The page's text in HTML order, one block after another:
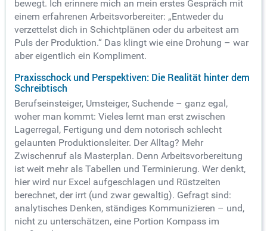
bewegt. Ich erinnere mich an mein erstes Gespräch mit
einem erfahrenen Arbeitsvorbereiter: „Entweder du
verzettelst dich in Schichtplänen oder du arbeitest am
Puls der Produktion.“ Das klingt wie eine Drohung – war
aber eigentlich ein Kompliment.
Praxisschock und Perspektiven: Die Realität hinter dem
Schreibtisch
Berufseinsteiger, Umsteiger, Suchende – ganz egal,
woher man kommt: Vieles lernt man erst zwischen
Lagerregal, Fertigung und dem notorisch schlecht
gelaunten Produktionsleiter. Der Alltag? Mehr
Zwischenruf als Masterplan. Denn Arbeitsvorbereitung
ist weit mehr als Tabellen und Terminierung. Wer denkt,
hier wird nur Excel aufgeschlagen und Rüstzeiten
berechnet, der irrt (und zwar gewaltig). Gefragt sind:
analytisches Denken, ständiges Kommunizieren – und,
nicht zu unterschätzen, eine Portion Kompass im